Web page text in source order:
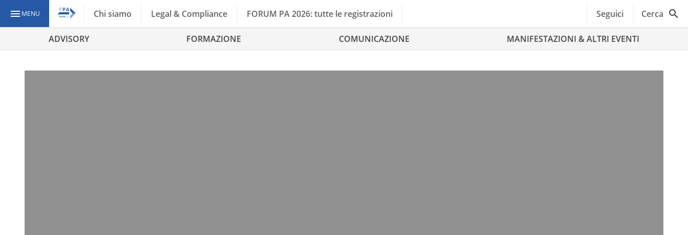
MENU Chi siamo Legal & Compliance FORUM PA 2026: tutte le registrazioni Seguici Cerca
ADVISORY FORMAZIONE COMUNICAZIONE MANIFESTAZIONI & ALTRI EVENTI